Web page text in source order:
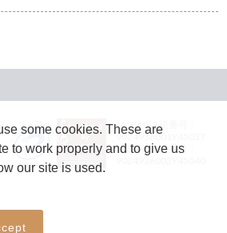
JASRAC許諾番号：
9024936001Y45037
JASRAC許諾番号：
some cookies. These are
to work properly and to give us
our site is used.